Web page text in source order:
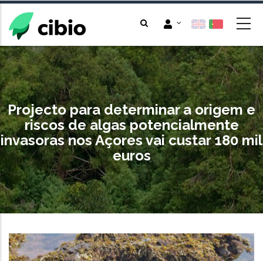
Passar
para
conteúdo
principal
Projecto para determinar a origem e
riscos de algas potencialmente
invasoras nos Açores vai custar 180 mil
euros